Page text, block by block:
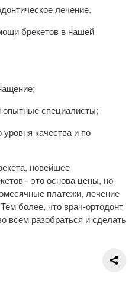
лечение.
брекетов в нашей
специалисты;
качества и по
новейшее
- это основа цены, но
платежи, лечение
более, что врач-ортодонт
все‌м разобраться и сделать